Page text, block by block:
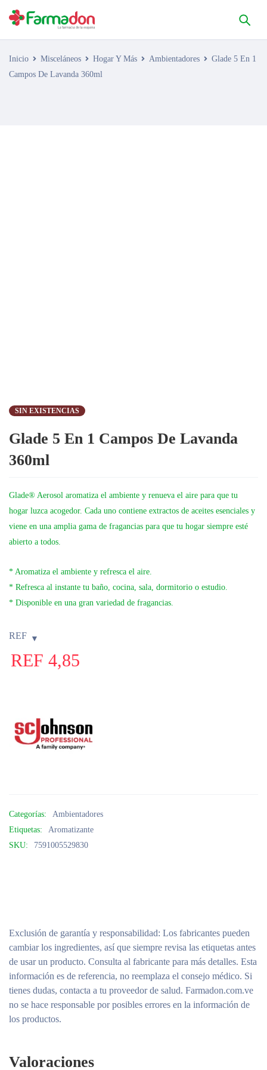
Inicio Misceláneos Hogar Y Más Ambientadores
Glade 5 En 1
Campos De Lavanda 360ml
SIN EXISTENCIAS
Glade 5 En 1 Campos De Lavanda
360ml
Glade® Aerosol aromatiza el ambiente y renueva el aire para que tu
hogar luzca acogedor. Cada uno contiene extractos de aceites esenciales y
viene en una amplia gama de fragancias para que tu hogar siempre esté
abierto a todos.
* Aromatiza el ambiente y refresca el aire.
* Refresca al instante tu baño, cocina, sala, dormitorio o estudio.
* Disponible en una gran variedad de fragancias.
REF
REF 4,85
Categorías:
Ambientadores
Etiquetas:
Aromatizante
SKU:
7591005529830
Exclusión de garantía y responsabilidad: Los fabricantes pueden
cambiar los ingredientes, así que siempre revisa las etiquetas antes
de usar un producto. Consulta al fabricante para más detalles. Esta
información es de referencia, no reemplaza el consejo médico. Si
tienes dudas, contacta a tu proveedor de salud. Farmadon.com.ve
no se hace responsable por posibles errores en la información de
los productos.
Valoraciones